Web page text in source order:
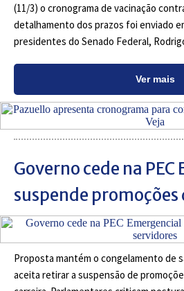
(11/3) o cronograma de vacinação
detalhamento dos prazos foi enviado
presidentes do Senado Federal,
Ver mais
Governo cede na
suspende promoções
Proposta mantém o congelamento de
aceita retirar a suspensão de